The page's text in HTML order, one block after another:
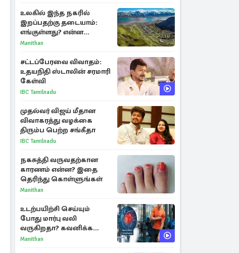
உலகில் இந்த நகரில்
இறப்பதற்கு தடையாம்:
எங்குள்ளது? என்ன
காரணம் தெரியுமா?
Manithan
சட்டப்பேரவை விவாதம்:
உதயநிதி ஸ்டாலின் சரமாரி
கேள்வி
IBC Tamilnadu
முதல்வர் விஜய் மீதான
விவாகரத்து வழக்கை
திரும்ப பெற்ற சங்கீதா
IBC Tamilnadu
நகசுத்தி வருவதற்கான
காரணம் என்ன? இதை
தெரிந்து கொள்ளுங்கள்
Manithan
உடற்பயிற்சி செய்யும்
போது மார்பு வலி
வருகிறதா? கவனிக்க
வேண்டிய எச்சரிக்கை
Manithan